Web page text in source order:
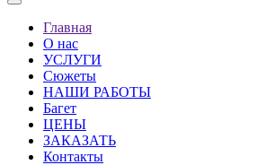
Toggle
navigationГлавная
О нас
УСЛУГИ
Сюжеты
НАШИ РАБОТЫ
Багет
ЦЕНЫ
ЗАКАЗАТЬ
Контакты